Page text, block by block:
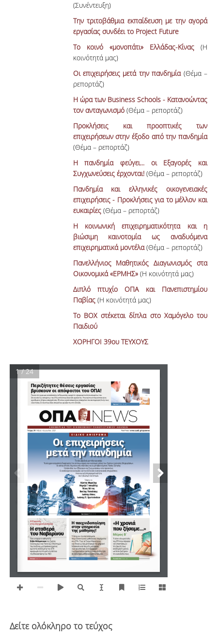
(Συνέντευξη)
Την τριτοβάθμια εκπαίδευση με την αγορά
εργασίας συνδέει το Project Future
Το κοινό «μονοπάτι» Ελλάδας-Κίνας(Η
κοινότητά μας)
Οι επιχειρήσεις μετά την πανδημία(Θέμα –
ρεπορτάζ)
Η ώρα των Business Schools - Κατανοώντας
τον ανταγωνισμό(Θέμα – ρεπορτάζ)
Προκλήσεις και προοπτικές των
επιχειρήσεων στην έξοδο από την πανδημία
(Θέμα – ρεπορτάζ)
Η πανδημία φεύγει... οι Εξαγορές και
Συγχωνεύσεις έρχονται!(Θέμα – ρεπορτάζ)
Πανδημία και ελληνικές οικογενειακές
επιχειρήσεις - Προκλήσεις για το μέλλον και
ευκαιρίες(Θέμα – ρεπορτάζ)
Η κοινωνική επιχειρηματικότητα και η
βιώσιμη καινοτομία ως αναδυόμενα
επιχειρηματικά μοντέλα(Θέμα – ρεπορτάζ)
Πανελλήνιος Μαθητικός Διαγωνισμός στα
Οικονομικά «ΕΡΜΗΣ»(Η κοινότητά μας)
Διπλό πτυχίο ΟΠΑ και Πανεπιστημίου
Παβίας(Η κοινότητά μας)
Το BOX στέκεται δίπλα στο Χαμόγελο του
Παιδιού
ΧΟΡΗΓΟΙ 39ου ΤΕΥΧΟΥΣ
Δείτε ολόκληρο το τεύχος